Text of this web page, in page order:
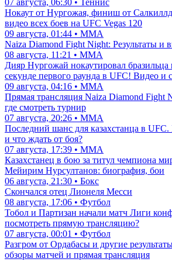
07 августа, 06:30 • Теннис
Нокаут от Нургожая, финиш от
видео всех боев на UFC Vegas 120
09 августа, 01:44 • ММА
Naiza Diamond Fight Night: Результаты и
08 августа, 11:21 • ММА
Дияр Нургожай нокаутировал бразильца
секунде первого раунда в UFC! Видео и
09 августа, 04:16 • ММА
Прямая трансляция Naiza Diamond Fight
где смотреть турнир
07 августа, 20:26 • ММА
Последний шанс для казахстанца в
и что ждать от боя?
07 августа, 17:39 • ММА
Казахстанец в бою за титул чемпиона
Мейирим Нурсултанов: биография, бои
06 августа, 21:30 • Бокс
Скончался отец Лионеля Месси
08 августа, 17:06 • Футбол
Тобол и Партизан начали матч Лиги
посмотреть прямую трансляцию?
07 августа, 00:01 • Футбол
Разгром от Ордабасы и другие
обзоры матчей и прямая трансляция